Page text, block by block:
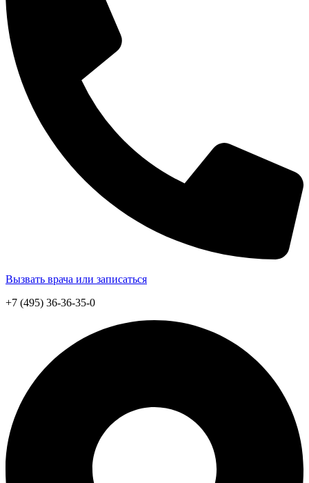
Вызвать врача или записаться
+7 (495) 36-36-35-0